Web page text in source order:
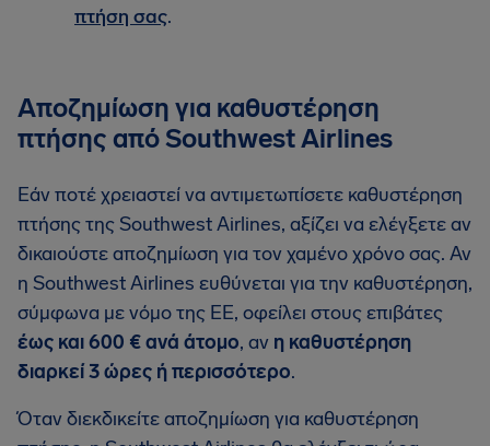
πτήση σας.
Αποζημίωση για καθυστέρηση
πτήσης από Southwest Airlines
Εάν ποτέ χρειαστεί να αντιμετωπίσετε καθυστέρηση
πτήσης της Southwest Airlines, αξίζει να ελέγξετε αν
δικαιούστε αποζημίωση για τον χαμένο χρόνο σας. Αν
η Southwest Airlines ευθύνεται για την καθυστέρηση,
σύμφωνα με νόμο της ΕΕ, οφείλει στους επιβάτες
έως και 600 € ανά άτομο, αν η καθυστέρηση
διαρκεί 3 ώρες ή περισσότερο.
Όταν διεκδικείτε αποζημίωση για καθυστέρηση